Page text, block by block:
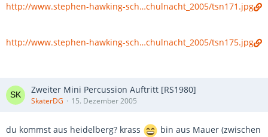
http://www.stephen-hawking-sch…chulnacht_2005/tsn171.jpg
http://www.stephen-hawking-sch…chulnacht_2005/tsn175.jpg
Zweiter Mini Percussion Auftritt [RS1980]
SkaterDG 15. Dezember 2005
du kommst aus heidelberg? krass
bin aus Mauer (zwischen